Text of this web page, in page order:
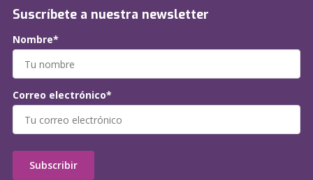
Suscríbete a nuestra newsletter
Nombre*
Correo electrónico*
Subscribir